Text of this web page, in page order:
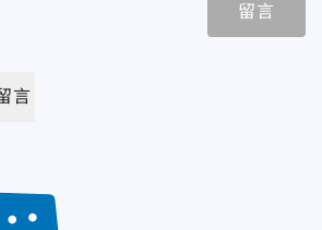
留言
言